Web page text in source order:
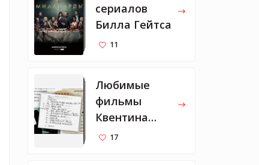
сериалов
Билла Гейтса
11
Любимые
фильмы
Квентина
Тарантино
17